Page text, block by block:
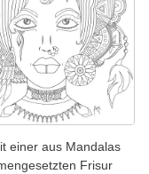
einer aus Mandalas
Frisur